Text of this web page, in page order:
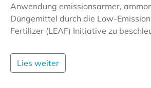
Anwendung emissionsarmer,
Düngemittel durch die Low-
Fertilizer (LEAF) Initiative zu
Lies weiter